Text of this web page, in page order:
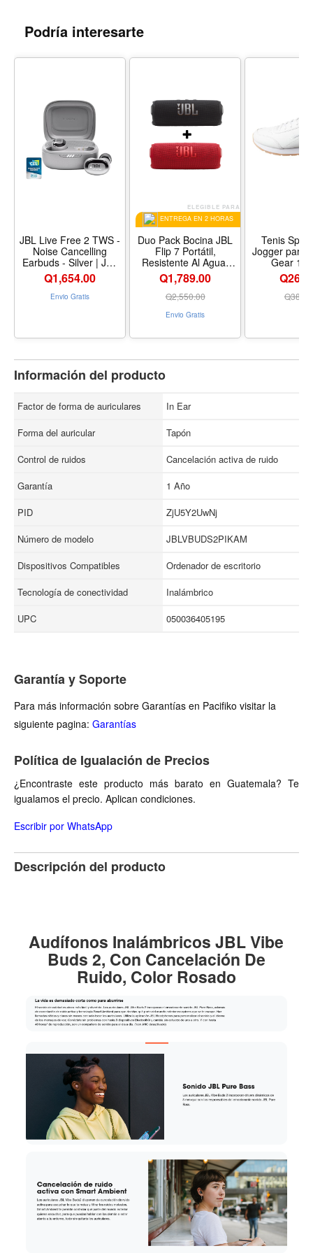
Podría interesarte
JBL Live Free 2 TWS -
Noise Cancelling
Earbuds - Silver | JBL
Signature Sound, True
Adaptive Noise
Cancelling with Smart
Q1,654.00
Envio Gratis
ELEGIBLE PARA
ENTREGA EN 2 HORAS
Duo Pack Bocina JBL
Flip 7 Portátil,
Resistente Al Agua,
Color Negro y Rojo
Q1,789.00
Q2,550.00
Envio Gratis
Tenis
Jogger para
Gear
Q
Información del producto
Factor de forma de auriculares
In Ear
Forma del auricular
Tapón
Control de ruidos
Cancelación activa de ruido
Garantía
1 Año
PID
ZjU5Y2UwNj
Número de modelo
JBLVBUDS2PIKAM
Dispositivos Compatibles
Ordenador de escritorio
Tecnología de conectividad
Inalámbrico
UPC
050036405195
Garantía y Soporte
Para más información sobre Garantías en Pacifiko visitar la
siguiente pagina: Garantías
Política de Igualación de Precios
¿Encontraste este producto más barato en Guatemala? Te
igualamos el precio. Aplican condiciones.
Escribir por WhatsApp
Descripción del producto
Audífonos Inalámbricos JBL Vibe
Buds 2, Con Cancelación De
Ruido, Color Rosado